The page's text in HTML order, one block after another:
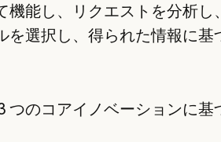
機能し、リクエストを分析し
を選択し、得られた情報に基
つのコアイノベーションに基